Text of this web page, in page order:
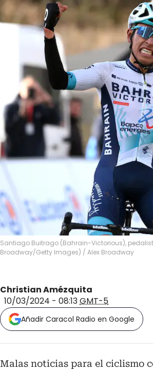
Santiago Buitrago (Bahrain-Victorious),
Broadway/Getty Images) / Alex Broadway
Christian Amézquita
10/03/2024 - 08:13GMT-5
Añadir Caracol Radio en Google
Malas noticias para el ciclismo